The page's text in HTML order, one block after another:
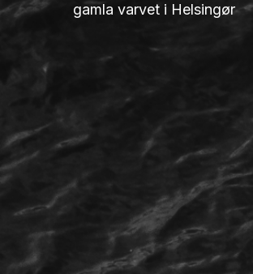
gamla varvet i Helsingør